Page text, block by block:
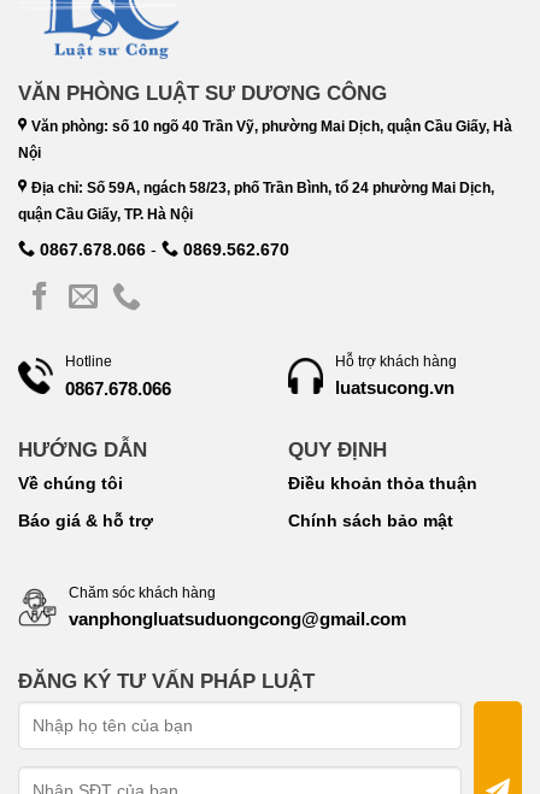
VĂN PHÒNG LUẬT SƯ DƯƠNG CÔNG
Văn phòng: số 10 ngõ 40 Trần Vỹ, phường Mai Dịch, quận Cầu Giấy, Hà
Nội
Địa chỉ: Số 59A, ngách 58/23, phố Trần Bình, tổ 24 phường Mai Dịch,
quận Cầu Giấy, TP. Hà Nội
0867.678.066 - 0869.562.670
Hotline
0867.678.066
HƯỚNG DẪN
Về chúng tôi
Báo giá & hỗ trợ
Hỗ trợ khách hàng
luatsucong.vn
QUY ĐỊNH
Điều khoản thỏa thuận
Chính sách bảo mật
Chăm sóc khách hàng
vanphongluatsuduongcong@gmail.com
ĐĂNG KÝ TƯ VẤN PHÁP LUẬT